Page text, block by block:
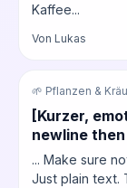
Kaffee...
Von Lukas
🌱 Pflanzen &
[Kurzer,
newline
... Make sure
Just plain text.